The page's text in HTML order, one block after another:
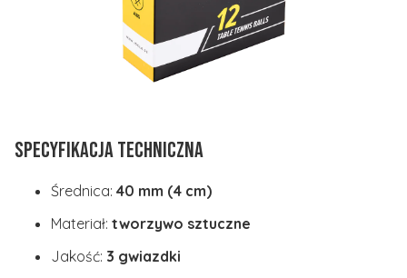
Specyfikacja techniczna
Średnica: 40 mm (4 cm)
Materiał: tworzywo sztuczne
Jakość: 3 gwiazdki